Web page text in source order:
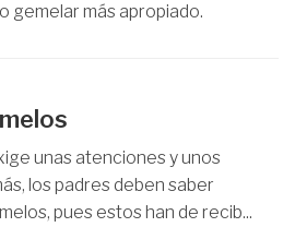
gemelar más apropiado.
unas atenciones y unos
los padres deben saber
pues estos han de recib...